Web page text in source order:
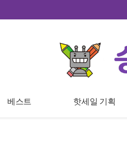
베스트 핫세일 기획